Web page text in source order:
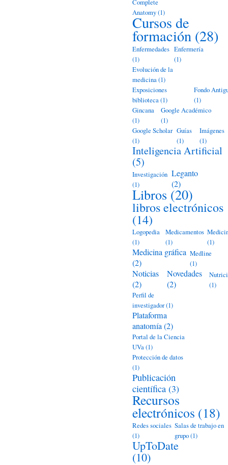
Complete
Anatomy(1)
Cursos de
formación (28)
Enfermedades
(1)
Enfermería
(1)
Evolución de la
medicina(1)
Exposiciones
biblioteca(1)
Fondo
(1)
Gincana
(1)
Google Académico
(1)
Google Scholar
(1)
Guías
(1)
Imágenes
(1)
Inteligencia Artificial
(5)
Investigación
(1)
Leganto
(2)
Libros (20)
libros electrónicos
(14)
Logopedia
(1)
Medicamentos
(1)
(1)
Medicina gráfica
(2)
Medline
(1)
Noticias
(2)
Novedades
(2)
(1)
Perfil de
investigador(1)
Plataforma
anatomía(2)
Portal de la Ciencia
UVa(1)
Protección de datos
(1)
Publicación
científica (3)
Recursos
electrónicos (18)
Redes sociales
(1)
Salas de trabajo en
grupo(1)
UpToDate
(10)